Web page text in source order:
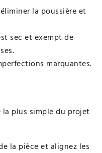
la poussière et
sec et exempt de
marquantes.
la plus simple du projet
la pièce et alignez les